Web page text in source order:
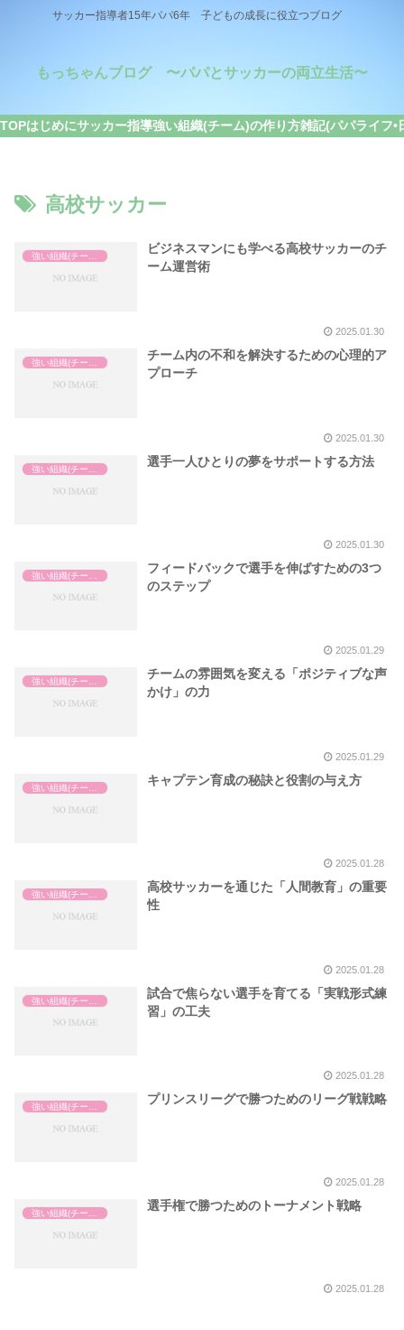
サッカー指導者15年パパ6年 子どもの成長に役立つブログ
もっちゃんブログ 〜パパとサッカーの両立生活〜
TOPはじめにサッカー指導強い組織(チーム)の作り方雑記(パパライフ•
高校サッカー
強い組織(チーム)の作り方
ビジネスマンにも学べる高校サッカーのチ
ーム運営術
2025.01.30
チーム内の不和を解決するための心理的ア
プローチ
2025.01.30
選手一人ひとりの夢をサポートする方法
2025.01.30
フィードバックで選手を伸ばすための3つ
のステップ
2025.01.29
強い組織(チーム)の作り方
チームの雰囲気を変える「ポジティブな声
かけ」の力
2025.01.29
キャプテン育成の秘訣と役割の与え方
2025.01.28
高校サッカーを通じた「人間教育」の重要
性
2025.01.28
試合で焦らない選手を育てる「実戦形式練
習」の工夫
2025.01.28
強い組織(チーム)の作り方
プリンスリーグで勝つためのリーグ戦戦略
2025.01.28
選手権で勝つためのトーナメント戦略
2025.01.28